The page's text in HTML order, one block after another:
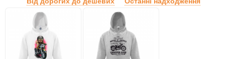
Ветровки
Оплата и доставка
Сотрудничество
Ім'я користувача